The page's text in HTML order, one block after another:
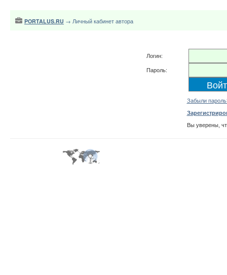
PORTALUS.RU → Личный кабинет автора
Логин:
Пароль:
Забыли
Вы уверены,